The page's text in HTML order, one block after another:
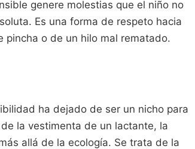
genere molestias que el niño no
Es una forma de respeto hacia
pincha o de un hilo mal rematado.
ha dejado de ser un nicho para
la vestimenta de un lactante, la
allá de la ecología. Se trata de la